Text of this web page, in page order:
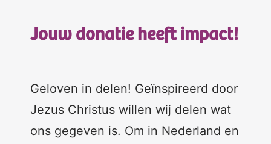
Jouw donatie heeft impact!
Geloven in delen! Geïnspireerd door
Jezus Christus willen wij delen wat
ons gegeven is. Om in Nederland en